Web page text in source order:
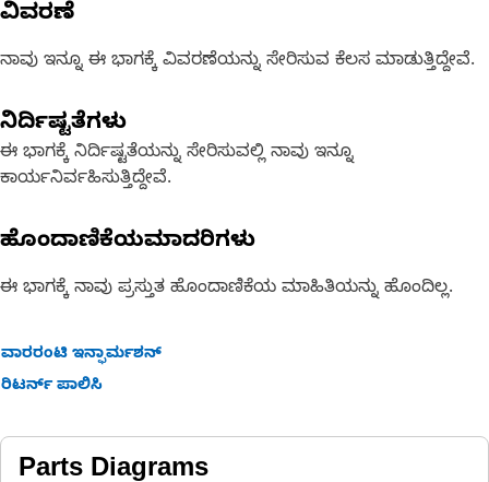
ವಿವರಣೆ
ನಾವು ಇನ್ನೂ ಈ ಭಾಗಕ್ಕೆ ವಿವರಣೆಯನ್ನು ಸೇರಿಸುವ ಕೆಲಸ ಮಾಡುತ್ತಿದ್ದೇವೆ.
ನಿರ್ದಿಷ್ಟತೆಗಳು
ಈ ಭಾಗಕ್ಕೆ ನಿರ್ದಿಷ್ಟತೆಯನ್ನು ಸೇರಿಸುವಲ್ಲಿ ನಾವು ಇನ್ನೂ
ಕಾರ್ಯನಿರ್ವಹಿಸುತ್ತಿದ್ದೇವೆ.
ಹೊಂದಾಣಿಕೆಯಮಾದರಿಗಳು
ಈ ಭಾಗಕ್ಕೆ ನಾವು ಪ್ರಸ್ತುತ ಹೊಂದಾಣಿಕೆಯ ಮಾಹಿತಿಯನ್ನು ಹೊಂದಿಲ್ಲ.
ವಾರರಂಟಿ ಇನ್ಫಾರ್ಮಶನ್
ರಿಟರ್ನ್ ಪಾಲಿಸಿ
Parts Diagrams